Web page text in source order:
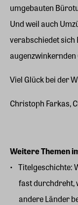
umgebauten
Und weil auch
verabschiedet sich
augenzwinkernden
Viel Glück bei der
Christoph Farkas,
Weitere Themen
Titelgeschichte:
fast durchdreht,
andere Länder